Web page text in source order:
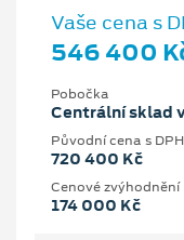
Vaše cena s
546 400
Pobočka
Centrální sklad
Původní cena s DPH
720 400 Kč
Cenové zvýhodnění
174 000 Kč